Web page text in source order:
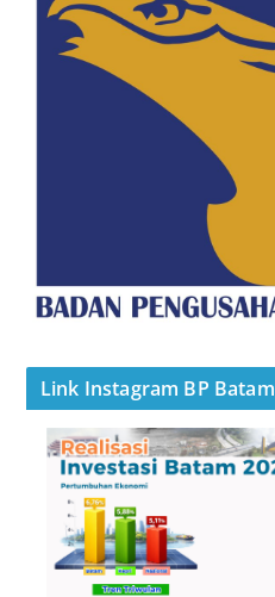
Link Instagram BP Batam